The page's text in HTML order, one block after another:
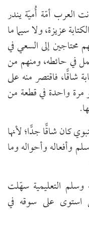
العرب أمّة أُميّة يندر
عزيزة، ولا سيما ما
محتاجين إلى السعي في
في حائطه، ومنهم من
شاقًّا، فاقتصر منه على
مرة واحدة في قطعة من
كان شاقًّا جدًّا؛ لأنها
وأفعاله وأحواله وما
وسلم التعليمية سهّلت
استوى على سوقه في